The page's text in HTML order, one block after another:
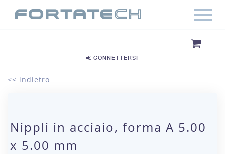
CONNETTERSI
<< indietro
Nippli in acciaio, forma A 5.00
x 5.00 mm